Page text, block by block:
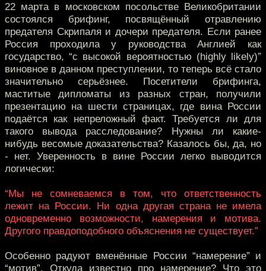
22 марта в московском посольстве Великобритании
состоялся брифинг, посвящённый отравлению
предателя Скрипаля и дочери предателя. Если ранее
Россия проходила у руководства Англией как
государство, “с высокой вероятностью (highly likely)”
виновное в данном преступлении, то теперь всё стало
значительно серьёзнее. Посетители брифинга,
маститые дипломаты из разных стран, получили
презентацию на шести страницах, где вина России
подаётся как непреложный факт. Требуется ли для
такого вывода расследование? Нужны ли какие-
нибудь весомые доказательства? Казалось бы, да, но
- нет. Уверенность в вине России легко выводится
логически:
“Мы не сомневаемся в том, что ответственность
лежит на России. Ни одна другая страна не имела
одновременно возможности, намерения и мотива.
Другого правдоподобного объяснения не существует.”
Особенно радуют вменённые России “намерение” и
“мотив”. Откуда известно про намерение? Что это